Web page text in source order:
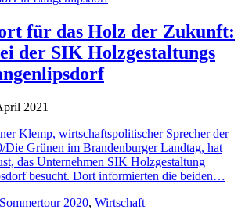
für das Holz der Zukunft:
der SIK Holzgestaltungs
2021
Klemp, wirtschaftspolitischer Sprecher der
Grünen im Brandenburger Landtag, hat
das Unternehmen SIK Holzgestaltung
besucht. Dort informierten die beiden…
Sommertour 2020, Wirtschaft